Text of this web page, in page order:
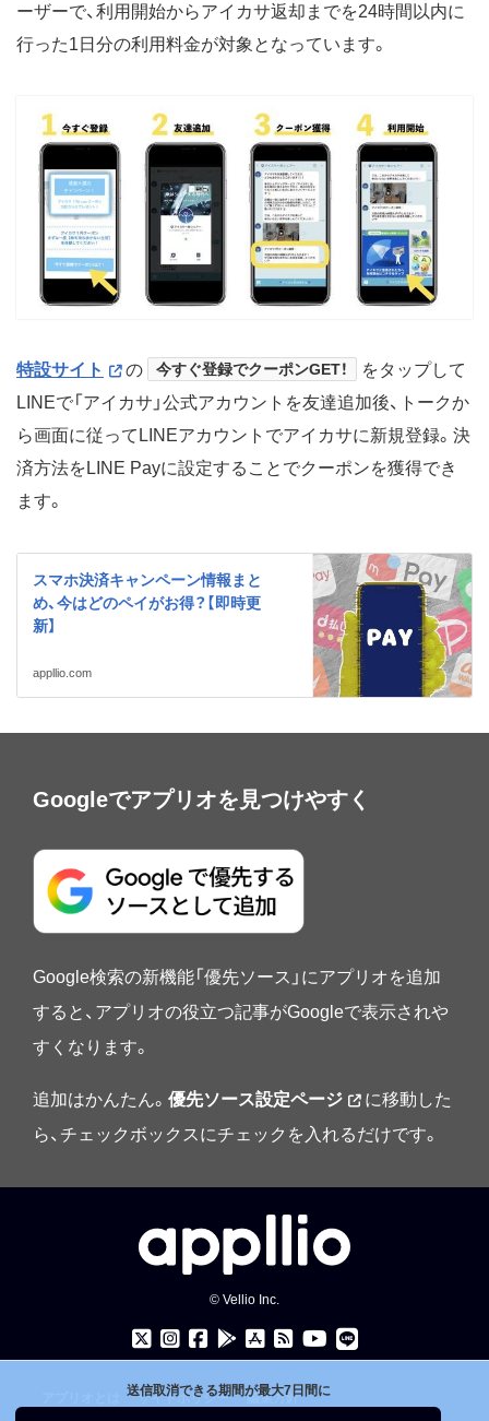
ーザーで、利用開始からアイカサ返却までを24時間以内に
行った1日分の利用料金が対象となっています。
特設サイト の 今すぐ登録でクーポンGET！
をタップして
LINEで「アイカサ」公式アカウントを友達追加後、トークか
ら画面に従ってLINEアカウントでアイカサに新規登録。決
済方法をLINE Payに設定することでクーポンを獲得でき
ます。
スマホ決済キャンペーン情報まと
め、今はどのペイがお得？【即時更
新】
appllio.com
Googleでアプリオを見つけやすく
Google検索の新機能「優先ソース」にアプリオを追加
すると、アプリオの役立つ記事がGoogleで表示されや
すくなります。
追加はかんたん。 優先ソース設定ページ
に移動した
ら、チェックボックスにチェックを入れるだけです。
© Vellio Inc.
サイトポリシー 編集方針
送信取消できる期間が最大7日間に